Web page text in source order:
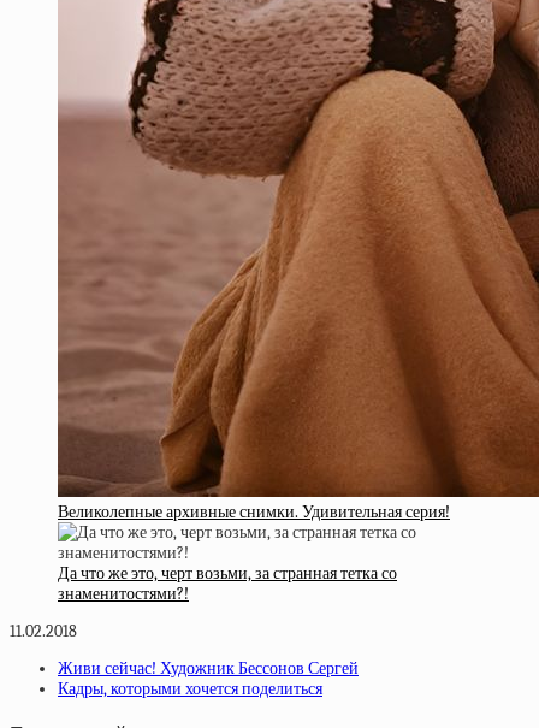
Великолепные архивные снимки. Удивительная серия!
Да что же это, черт возьми, за странная тетка со
знаменитостями?!
11.02.2018
Живи сейчас! Художник Бессонов Сергей
Кадры, которыми хочется поделиться